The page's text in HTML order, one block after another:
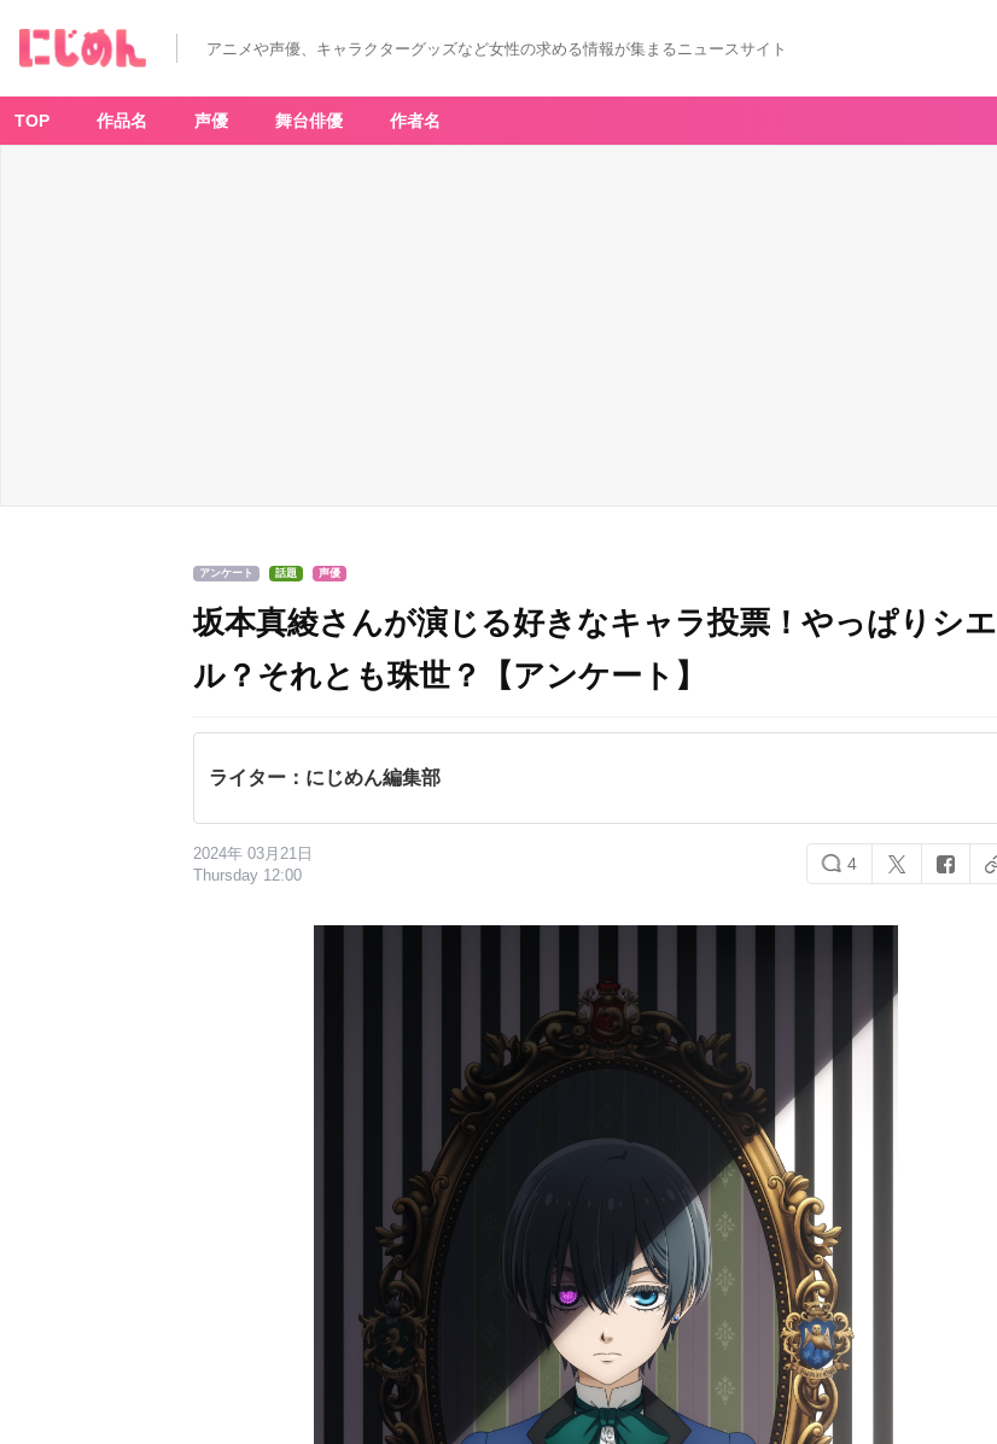
アニメや声優、キャラクターグッズなど女性の求める情報が集まるニュースサイト
TOP 作品名 声優 舞台俳優 作者名
アンケート 話題 声優
坂本真綾さんが演じる好きなキャラ投票！やっぱりシエ
ル？それとも珠世？【アンケート】
ライター：にじめん編集部
2024年 03月21日
Thursday 12:00
4